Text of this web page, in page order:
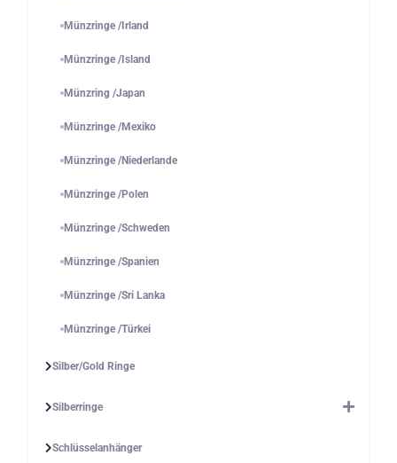
Münzringe /Irland
Münzringe /Island
Münzring /Japan
Münzringe /Mexiko
Münzringe /Niederlande
Münzringe /Polen
Münzringe /Schweden
Münzringe /Spanien
Münzringe /Sri Lanka
Münzringe /Türkei
Silber/Gold Ringe
Silberringe
Schlüsselanhänger